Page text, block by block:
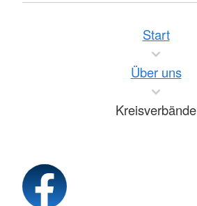
Start
Über uns
Kreisverbände